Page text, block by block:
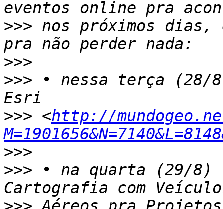
>>> nos próximos dias,
>>>
>>> • nessa terça (28/
>>> <http://
>>>
>>> • na quarta (29/8)